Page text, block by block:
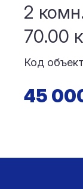
2
70.00
Код
45